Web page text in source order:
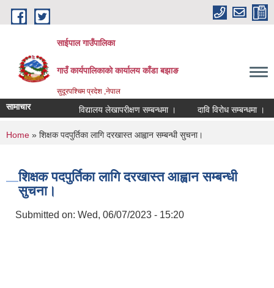
Skip to main content
साईपाल गाउँपालिका
गाउँ कार्यपालिकाकाे कार्यालय काँडा बझाङ
सुदूरपश्चिम प्रदेश ,नेपाल
सामाचार विद्यालय लेखापरीक्षण सम्बन्धमा । दावि विरोध सम्बन्धमा ।
You are here
Home » शिक्षक पदपुर्तिका लागि दरखास्त आह्वान सम्बन्धी सुचना।
शिक्षक पदपुर्तिका लागि दरखास्त आह्वान सम्बन्धी
सुचना।
Submitted on: Wed, 06/07/2023 - 15:20